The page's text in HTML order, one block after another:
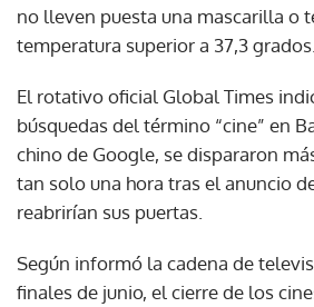
no lleven puesta una mascarilla o
temperatura superior a 37,3 grados.
El rotativo oficial Global Times
búsquedas del término “cine” en
chino de Google, se dispararon
tan solo una hora tras el anuncio
reabrirían sus puertas.
Según informó la cadena de
finales de junio, el cierre de los